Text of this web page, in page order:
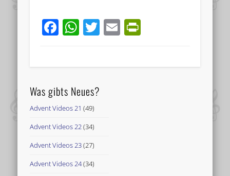
Facebook
WhatsApp
Twitter
Email
Was gibts Neues?
Advent Videos 21 (49)
Advent Videos 22(34)
Advent Videos 23(27)
Advent Videos 24(34)